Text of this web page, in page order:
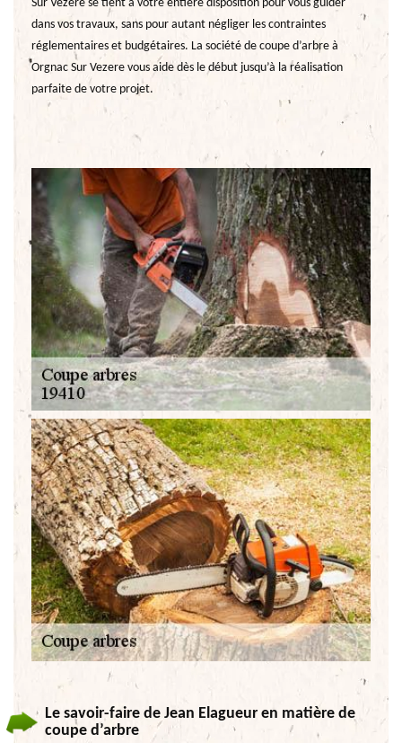
Sur Vezere se tient à votre entière disposition pour vous guider
dans vos travaux, sans pour autant négliger les contraintes
réglementaires et budgétaires. La société de coupe d’arbre à
Orgnac Sur Vezere vous aide dès le début jusqu’à la réalisation
parfaite de votre projet.
Le savoir-faire de Jean Elagueur en matière de
coupe d’arbre